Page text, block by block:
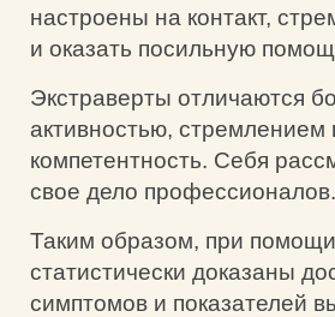
настроены на контакт,
и оказать посильную
Экстраверты отличаются
активностью,
компетентность. Себя
свое дело профессионалов.
Таким образом, при
статистически доказаны
симптомов и показателей